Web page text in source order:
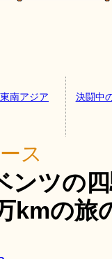
南アジア
決闘中
ス
ンツの
kmの旅